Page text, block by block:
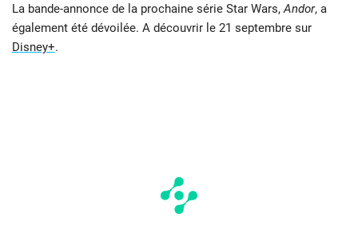
La bande-annonce de la prochaine série Star Wars,Andor, a
également été dévoilée. A découvrir le 21 septembre sur
Disney+.